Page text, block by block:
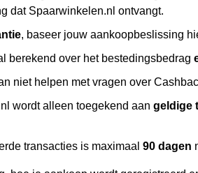
dat Spaarwinkelen.nl ontvangt.
, baseer jouw aankoopbeslissing
berekend over het bestedingsbedrag
niet helpen met vragen over
wordt alleen toegekend aan geldige
transacties is maximaal 90 dagen